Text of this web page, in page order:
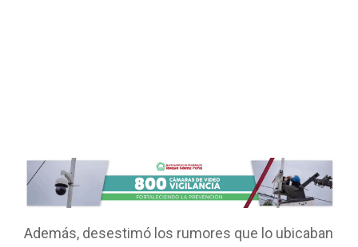
Además, desestimó los rumores que lo ubicaban